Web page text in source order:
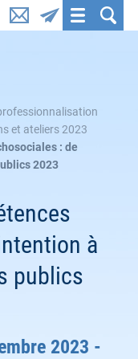
d'éducation
et ateliers 2023
: de
2023
à
publics
2023 -